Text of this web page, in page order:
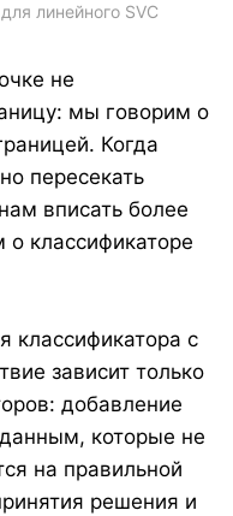
линейного SVC
не
мы говорим о
Когда
пересекать
вписать более
классификаторе
классификатора с
зависит только
добавление
которые не
на правильной
решения и